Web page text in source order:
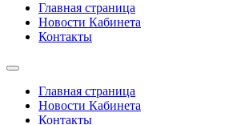
Главная страница
Новости Кабинета
Контакты
Главная страница
Новости Кабинета
Контакты